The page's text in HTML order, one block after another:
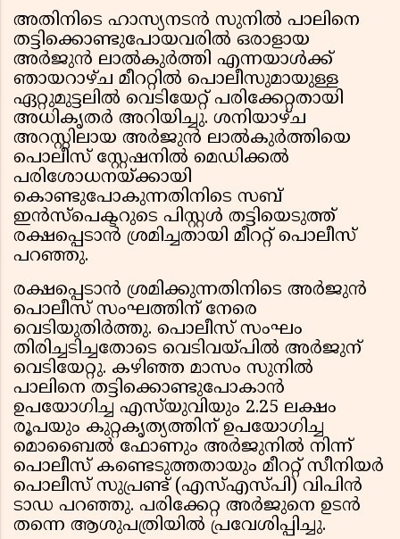
അതിനിടെ ഹാസ്യനടൻ സുനിൽ പാലിനെ
തട്ടിക്കൊണ്ടുപോയവരിൽ ഒരാളായ
അർജുൻ ലാൽകുർത്തി എന്നയാൾക്ക്
ഞായറാഴ്ച മീററ്റിൽ പൊലീസുമായുള്ള
ഏറ്റുമുട്ടലിൽ വെടിയേറ്റ് പരിക്കേറ്റതായി
അധികൃതർ അറിയിച്ചു. ശനിയാഴ്ച
അറസ്റ്റിലായ അർജുൻ ലാൽകുർത്തിയെ
പൊലീസ് സ്റ്റേഷനിൽ മെഡിക്കൽ
പരിശോധനയ്ക്കായി
കൊണ്ടുപോകുന്നതിനിടെ സബ്
ഇൻസ്പെക്ടറുടെ പിസ്റ്റൾ തട്ടിയെടുത്ത്
രക്ഷപ്പെടാൻ ശ്രമിച്ചതായി മീററ്റ് പൊലീസ്
പറഞ്ഞു.
രക്ഷപ്പെടാൻ ശ്രമിക്കുന്നതിനിടെ അർജുൻ
പൊലീസ് സംഘത്തിന് നേരെ
വെടിയുതിർത്തു. പൊലീസ് സംഘം
തിരിച്ചടിച്ചതോടെ വെടിവയ്പിൽ അർജുന്
വെടിയേറ്റു. കഴിഞ്ഞ മാസം സുനിൽ
പാലിനെ തട്ടിക്കൊണ്ടുപോകാൻ
ഉപയോഗിച്ച എസ്‌യുവിയും 2.25 ലക്ഷം
രൂപയും കുറ്റകൃത്യത്തിന് ഉപയോഗിച്ച
മൊബൈൽ ഫോണും അർജുനിൽ നിന്ന്
പൊലീസ് കണ്ടെടുത്തതായും മീററ്റ് സീനിയർ
പൊലീസ് സുപ്രണ്ട് (എസ്എസ്‌പി) വിപിൻ
ടാഡ പറഞ്ഞു. പരിക്കേറ്റ അർജുനെ ഉടൻ
തന്നെ ആശുപത്രിയിൽ പ്രവേശിപ്പിച്ചു.